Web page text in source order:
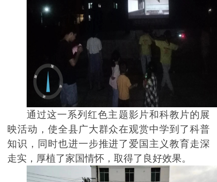
通过这一系列红色主题影片和科教片的展
映活动，使全县广大群众在观赏中学到了科普
知识，同时也进一步推进了爱国主义教育走深
走实，厚植了家国情怀，取得了良好效果。